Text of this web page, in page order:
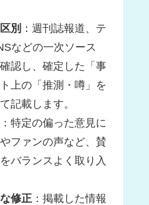
別
：週刊誌報道、テ
などの一次ソース
確認し、確定した「事
上の「推測・噂」を
記載します。
：特定の偏った意見に
ファンの声など、賛
バランスよく取り入
修正 ：掲載した情報